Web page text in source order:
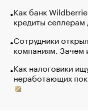
Как банк
кредиты селлерам
Сотрудники
компаниям. Зачем
Как налоговики
неработающих